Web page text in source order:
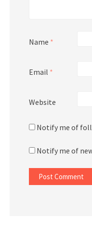
Name *
Email *
Website
Notify me of
Notify me of